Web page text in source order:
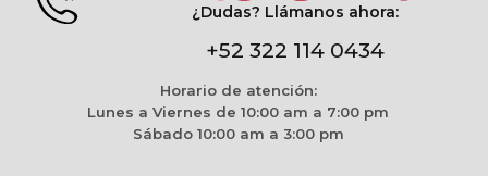
¿Dudas? Llámanos ahora:
+52 322 114 0434
Horario de atención:
Lunes a Viernes de 10:00 am a 7:00 pm
Sábado 10:00 am a 3:00 pm